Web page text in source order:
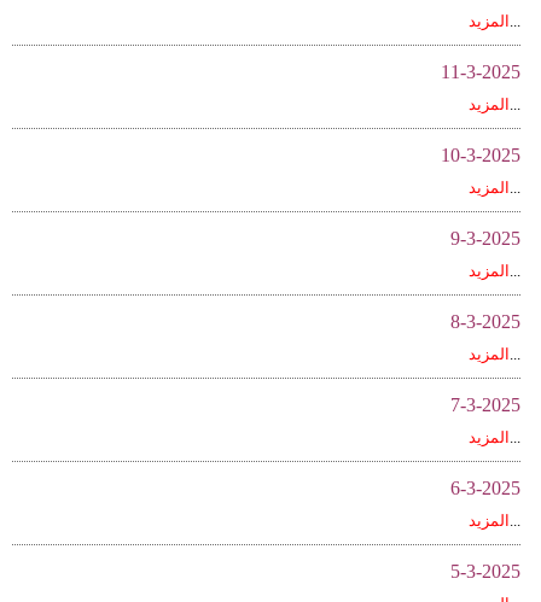
... المزيد
11-3-2025
... المزيد
10-3-2025
... المزيد
9-3-2025
... المزيد
8-3-2025
... المزيد
7-3-2025
... المزيد
6-3-2025
... المزيد
5-3-2025